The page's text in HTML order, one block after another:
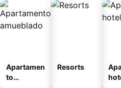
Apartamen
to
Resorts